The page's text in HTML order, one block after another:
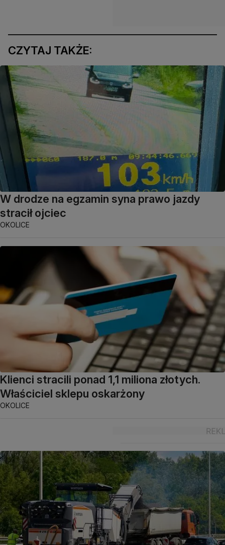
CZYTAJ TAKŻE:
W drodze na egzamin syna prawo jazdy
stracił ojciec
OKOLICE
Klienci stracili ponad 1,1 miliona złotych.
Właściciel sklepu oskarżony
OKOLICE